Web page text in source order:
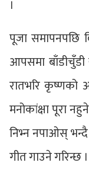
।
पूजा समापनपछि
आपसमा
रातभरि कृष्णको
मनोकांक्षा पूरा
निभ्न नपाओस्
गीत गाउने गरिन्छ ।